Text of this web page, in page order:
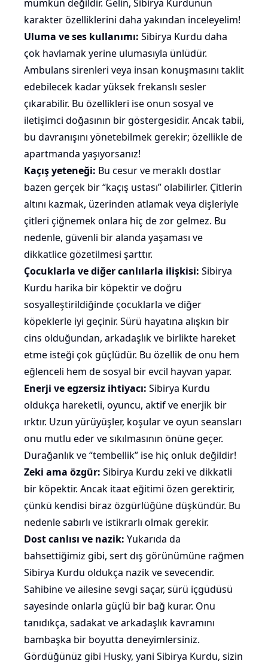
mümkün değildir. Gelin, Sibirya Kurdunun
karakter özelliklerini daha yakından inceleyelim!
Uluma ve ses kullanımı: Sibirya Kurdu daha
çok havlamak yerine ulumasıyla ünlüdür.
Ambulans sirenleri veya insan konuşmasını taklit
edebilecek kadar yüksek frekanslı sesler
çıkarabilir. Bu özellikleri ise onun sosyal ve
iletişimci doğasının bir göstergesidir. Ancak tabii,
bu davranışını yönetebilmek gerekir; özellikle de
apartmanda yaşıyorsanız!
Kaçış yeteneği: Bu cesur ve meraklı dostlar
bazen gerçek bir “kaçış ustası” olabilirler. Çitlerin
altını kazmak, üzerinden atlamak veya dişleriyle
çitleri çiğnemek onlara hiç de zor gelmez. Bu
nedenle, güvenli bir alanda yaşaması ve
dikkatlice gözetilmesi şarttır.
Çocuklarla ve diğer canlılarla ilişkisi: Sibirya
Kurdu harika bir köpektir ve doğru
sosyalleştirildiğindeçocuklarla ve diğer
köpeklerle iyi geçinir. Sürü hayatına alışkın bir
cins olduğundan, arkadaşlık ve birlikte hareket
etme isteği çok güçlüdür. Bu özellik de onu hem
eğlenceli hem de sosyal bir evcil hayvan yapar.
Enerji ve egzersiz ihtiyacı: Sibirya Kurdu
oldukça hareketli, oyuncu, aktif ve enerjik bir
ırktır. Uzun yürüyüşler, koşular ve oyun seansları
onu mutlu eder ve sıkılmasının önüne geçer.
Durağanlık ve “tembellik” ise hiç onluk değildir!
Zeki ama özgür: Sibirya Kurdu zeki ve dikkatli
bir köpektir. Ancak itaat eğitimi özen gerektirir,
çünkü kendisi biraz özgürlüğüne düşkündür. Bu
nedenle sabırlı ve istikrarlı olmak gerekir.
Dost canlısı ve nazik: Yukarıda da
bahsettiğimiz gibi, sert dış görünümüne rağmen
Sibirya Kurdu oldukça nazik ve sevecendir.
Sahibine ve ailesine sevgi saçar, sürü içgüdüsü
sayesinde onlarla güçlü bir bağ kurar. Onu
tanıdıkça, sadakat ve arkadaşlık kavramını
bambaşka bir boyutta deneyimlersiniz.
Gördüğünüz gibi Husky, yani Sibirya Kurdu, sizin